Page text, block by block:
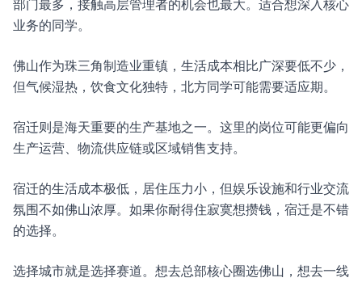
部门最多，接触高层管理者的机会也最大。适合想深入核心
业务的同学。
佛山作为珠三角制造业重镇，生活成本相比广深要低不少，
但气候湿热，饮食文化独特，北方同学可能需要适应期。
宿迁则是海天重要的生产基地之一。这里的岗位可能更偏向
生产运营、物流供应链或区域销售支持。
宿迁的生活成本极低，居住压力小，但娱乐设施和行业交流
氛围不如佛山浓厚。如果你耐得住寂寞想攒钱，宿迁是不错
的选择。
选择城市就是选择赛道。想去总部核心圈选佛山，想去一线